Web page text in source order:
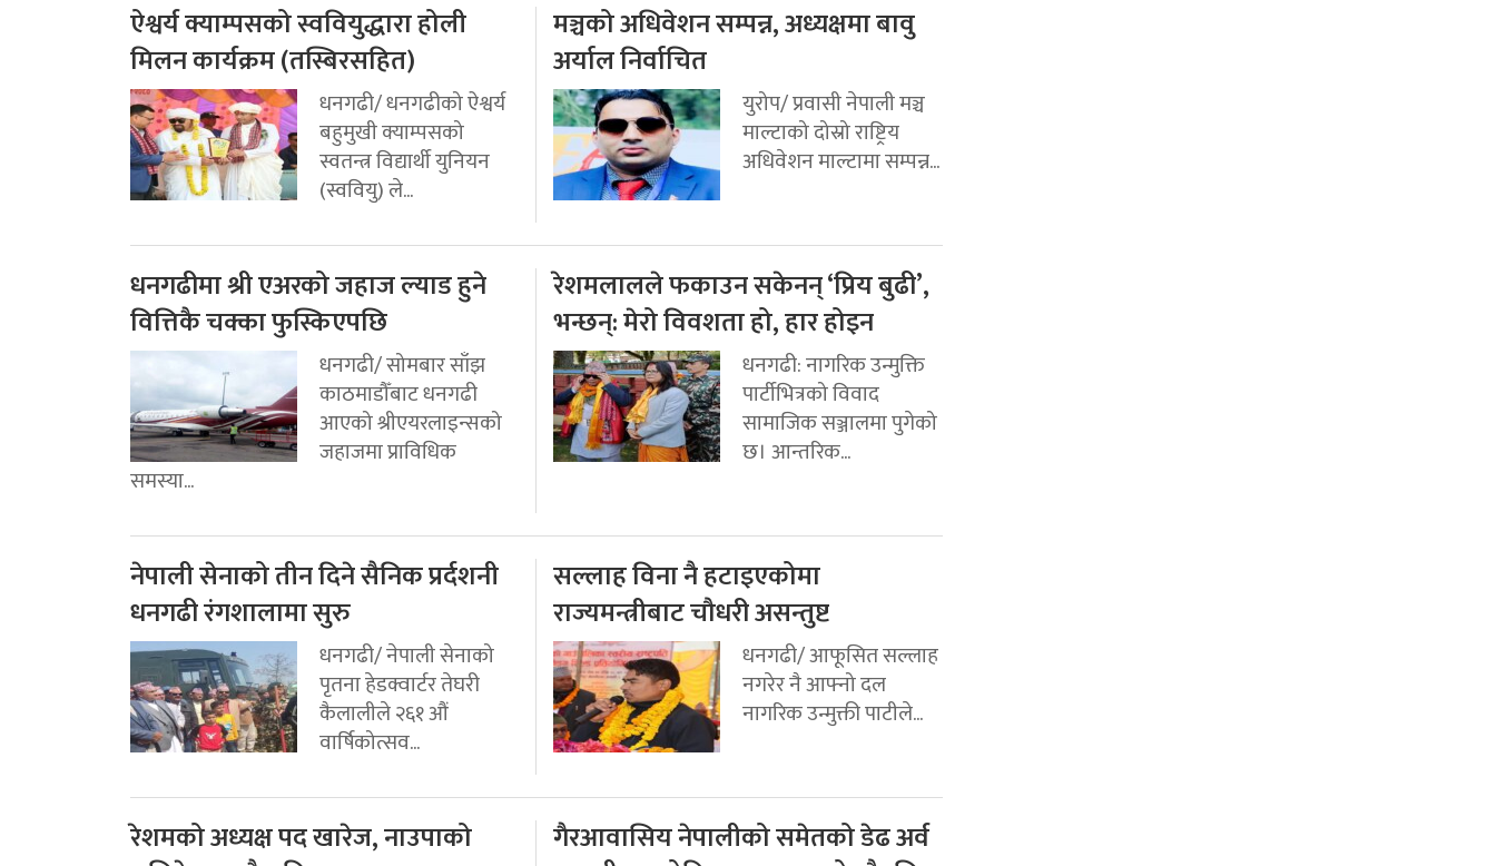
ऐश्वर्य क्याम्पसको स्ववियुद्धारा होली
मिलन कार्यक्रम (तस्बिरसहित)
धनगढी/ धनगढीको ऐश्वर्य
बहुमुखी क्याम्पसको
स्वतन्त्र विद्यार्थी युनियन
(स्ववियु) ले...
मञ्चको अधिवेशन सम्पन्न, अध्यक्षमा बावु
अर्याल निर्वाचित
युरोप/ प्रवासी नेपाली मञ्च
माल्टाको दोस्रो राष्ट्रिय
अधिवेशन माल्टामा सम्पन्न...
धनगढीमा श्री एअरको जहाज ल्याड हुने
वित्तिकै चक्का फुस्किएपछि
धनगढी/ सोमबार साँझ
काठमाडौँबाट धनगढी
आएको श्रीएयरलाइन्सको
जहाजमा प्राविधिक
समस्या...
रेशमलालले फकाउन सकेनन् ‘प्रिय बुढी’,
भन्छन्: मेरो विवशता हो, हार होइन
धनगढी: नागरिक उन्मुक्ति
पार्टीभित्रको विवाद
सामाजिक सञ्जालमा पुगेको
छ। आन्तरिक...
नेपाली सेनाको तीन दिने सैनिक प्रर्दशनी
धनगढी रंगशालामा सुरु
धनगढी/ नेपाली सेनाको
पृतना हेडक्वार्टर तेघरी
कैलालीले २६१ औं
वार्षिकोत्सव...
सल्लाह विना नै हटाइएकोमा
राज्यमन्त्रीबाट चौधरी असन्तुष्ट
धनगढी/ आफूसित सल्लाह
नगरेर नै आफ्नो दल
नागरिक उन्मुक्ती पाटीले...
रेशमको अध्यक्ष पद खारेज, नाउपाको
गैरआवासिय नेपालीको समेतको डेढ अर्व